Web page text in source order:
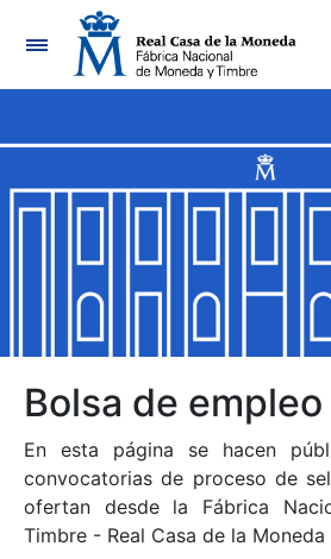
Navegación
Mostrar/Ocultar
Mostrar/Ocultar
Mostrar/Ocultar
Mostrar/Ocultar
Bolsa de empleo
En esta página se hacen
convocatorias de proceso de
ofertan desde la Fábrica
Timbre - Real Casa de la Moneda